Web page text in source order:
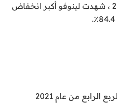
في الربع الرابع من عام 2022 ، شهدت لينوفو أكبر انخفاض
شحنت 436000 وحدة في الربع الرابع من عام 2021